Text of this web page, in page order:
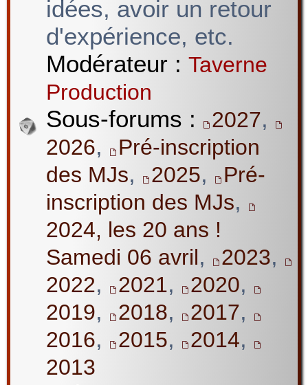
idées, avoir un retour
d'expérience, etc.
Modérateur : Taverne
Production
Sous-forums : 2027,
2026,
Pré-inscription
des MJs, 2025,
Pré-
inscription des MJs,
2024, les 20 ans !
Samedi 06 avril, 2023,
2022, 2021, 2020,
2019, 2018, 2017,
2016, 2015, 2014,
2013